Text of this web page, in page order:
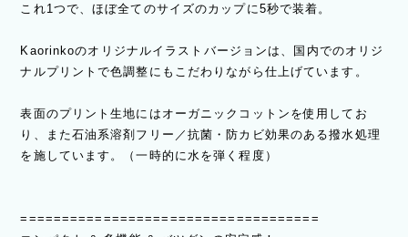
これ1つで、ほぼ全てのサイズのカップに5秒で装着。
Kaorinkoのオリジナルイラストバージョンは、国内でのオリジ
ナルプリントで色調整にもこだわりながら仕上げています。
表面のプリント生地にはオーガニックコットンを使用してお
り、また石油系溶剤フリー／抗菌・防カビ効果のある撥水処理
を施しています。（一時的に水を弾く程度）
====================================